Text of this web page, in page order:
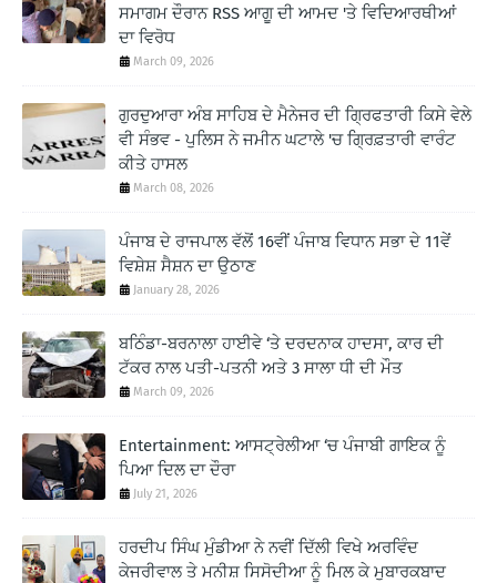
ਸਮਾਗਮ ਦੌਰਾਨ RSS ਆਗੂ ਦੀ ਆਮਦ 'ਤੇ ਵਿਦਿਆਰਥੀਆਂ
ਦਾ ਵਿਰੋਧ
March 09, 2026
ਗੁਰਦੁਆਰਾ ਅੰਬ ਸਾਹਿਬ ਦੇ ਮੈਨੇਜਰ ਦੀ ਗ੍ਰਿਫਤਾਰੀ ਕਿਸੇ ਵੇਲੇ
ਵੀ ਸੰਭਵ - ਪੁਲਿਸ ਨੇ ਜਮੀਨ ਘਟਾਲੇ 'ਚ ਗ੍ਰਿਫ਼ਤਾਰੀ ਵਾਰੰਟ
ਕੀਤੇ ਹਾਸਲ
March 08, 2026
ਪੰਜਾਬ ਦੇ ਰਾਜਪਾਲ ਵੱਲੋਂ 16ਵੀਂ ਪੰਜਾਬ ਵਿਧਾਨ ਸਭਾ ਦੇ 11ਵੇਂ
ਵਿਸ਼ੇਸ਼ ਸੈਸ਼ਨ ਦਾ ਉਠਾਣ
January 28, 2026
ਬਠਿੰਡਾ-ਬਰਨਾਲਾ ਹਾਈਵੇ ‘ਤੇ ਦਰਦਨਾਕ ਹਾਦਸਾ, ਕਾਰ ਦੀ
ਟੱਕਰ ਨਾਲ ਪਤੀ-ਪਤਨੀ ਅਤੇ 3 ਸਾਲਾ ਧੀ ਦੀ ਮੌਤ
March 09, 2026
Entertainment: ਆਸਟ੍ਰੇਲੀਆ ‘ਚ ਪੰਜਾਬੀ ਗਾਇਕ ਨੂੰ
ਪਿਆ ਦਿਲ ਦਾ ਦੌਰਾ
July 21, 2026
ਹਰਦੀਪ ਸਿੰਘ ਮੁੰਡੀਆ ਨੇ ਨਵੀਂ ਦਿੱਲੀ ਵਿਖੇ ਅਰਵਿੰਦ
ਕੇਜਰੀਵਾਲ ਤੇ ਮਨੀਸ਼ ਸਿਸੋਦੀਆ ਨੂੰ ਮਿਲ ਕੇ ਮੁਬਾਰਕਬਾਦ